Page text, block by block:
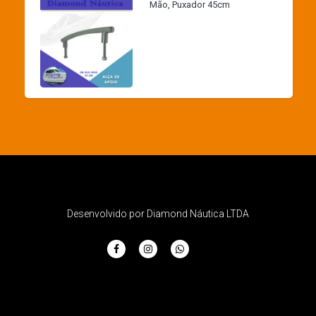
Mão, Puxador 45cm
Desenvolvido por Diamond Náutica LTDA